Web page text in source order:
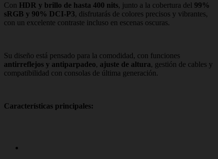
Con HDR y brillo de hasta 400 nits, junto a la cobertura del 99%
sRGB y 90% DCI-P3, disfrutarás de colores precisos y vibrantes,
con un excelente contraste incluso en escenas oscuras.
Su diseño está pensado para la comodidad, con funciones
antirreflejos y antiparpadeo, ajuste de altura, gestión de cables y
compatibilidad con consolas de última generación.
Características principales: